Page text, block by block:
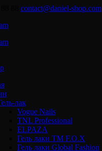
contact@daniel-shop.com
лак
Vogue Nails
TNL Professional
ELPAZA
Гель лаки ТМ F.O.X
Гель лаки Global Fashion